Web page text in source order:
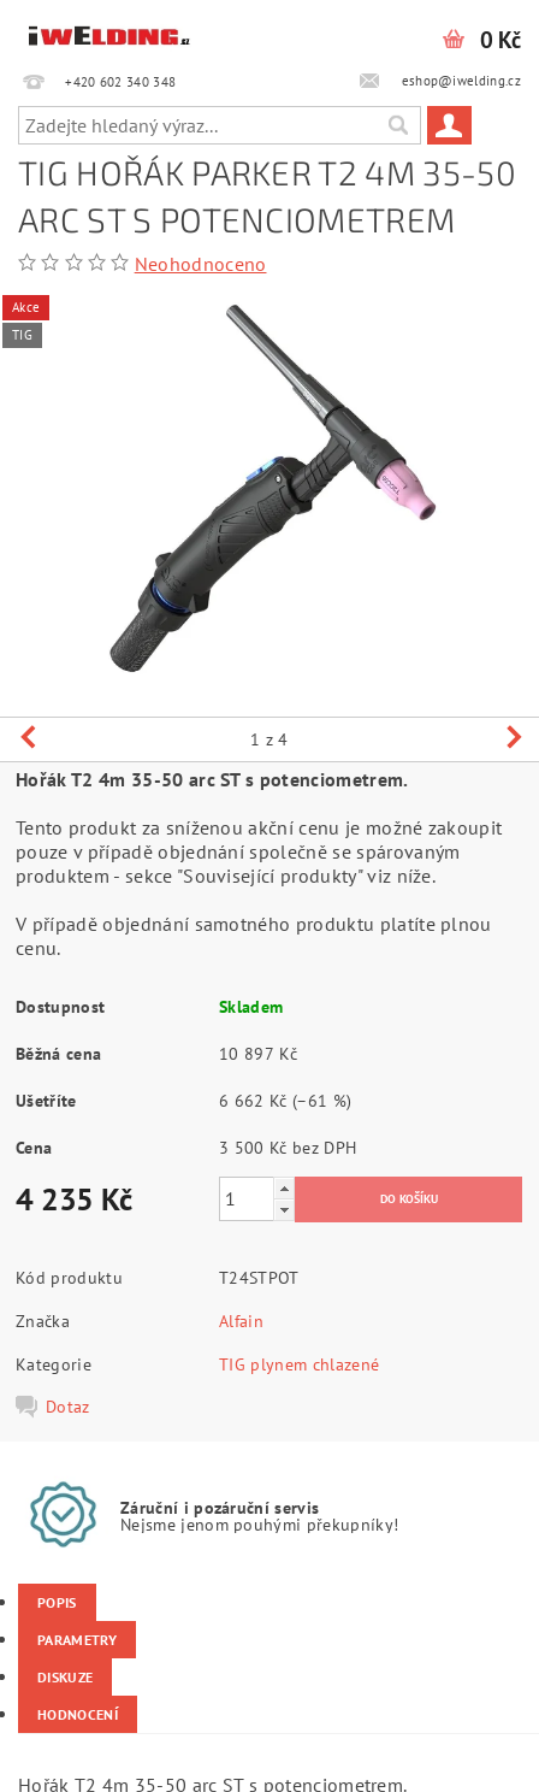
+420 602 340 348‎‎ eshop@iwelding.cz
0 Kč
TIG HOŘÁK PARKER T2 4M 35-50
ARC ST S POTENCIOMETREM
Neohodnoceno
Akce
TIG
1 z 4
Hořák T2 4m 35-50 arc ST s potenciometrem.
Tento produkt za sníženou akční cenu je možné zakoupit
pouze v případě objednání společně se spárovaným
produktem - sekce "Související produkty" viz níže.
V případě objednání samotného produktu platíte plnou
cenu.
Dostupnost Skladem
Běžná cena 10 897 Kč
Ušetříte 6 662 Kč (–61 %)
Cena 3 500 Kč bez DPH
4 235 Kč
Kód produktu
T24STPOT
Značka
Alfain
Kategorie
TIG plynem chlazené
Dotaz
Záruční i pozáruční servis
Nejsme jenom pouhými překupníky!
POPIS
PARAMETRY
DISKUZE
HODNOCENÍ
Hořák T2 4m 35-50 arc ST s potenciometrem.